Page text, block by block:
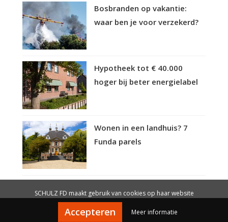
Bosbranden op vakantie:
waar ben je voor verzekerd?
Hypotheek tot € 40.000
hoger bij beter energielabel
Wonen in een landhuis? 7
Funda parels
SCHULZ FD maakt gebruik van cookies op haar website
Accepteren Meer informatie